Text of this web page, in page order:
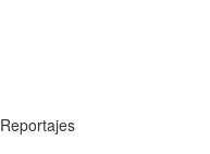
Reportajes